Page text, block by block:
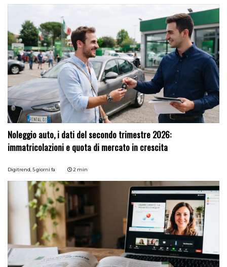
Noleggio auto, i dati del secondo trimestre 2026:
immatricolazioni e quota di mercato in crescita
Digitrend,5 giorni fa 2 min